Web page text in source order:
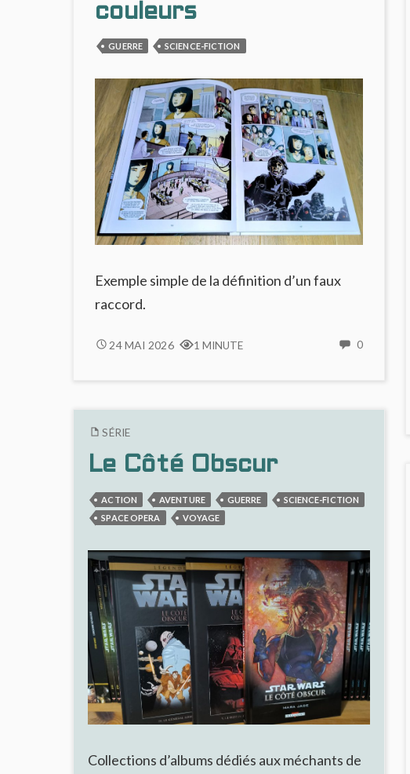
couleurs
GUERRE SCIENCE-FICTION
Exemple simple de la définition d’un faux
raccord.
FAUX24 MAI 2026 1 MINUTE 0NO
RACCORD
SÉRIE
Le Côté Obscur
ACTION AVENTURE GUERRE
SCIENCE-FICTION
SPACE OPERA
VOYAGE
Collections d’albums dédiés aux méchants de